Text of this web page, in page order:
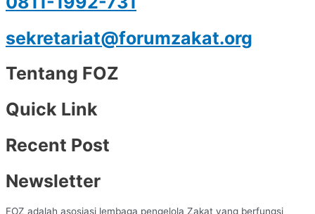
sekretariat@forumzakat.org
Tentang FOZ
Quick Link
Recent Post
Newsletter
FOZ adalah asosiasi lembaga pengelola Zakat yang berfungsi